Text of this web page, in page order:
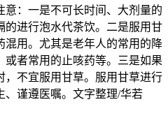
：一是不可长时间、大剂量的
的进行泡水代茶饮。二是服用甘
混用。尤其是老年人的常用的降
或者常用的止咳药等。三是如果
，不宜服用甘草。服用甘草进行
、谨遵医嘱。文字整理/华若